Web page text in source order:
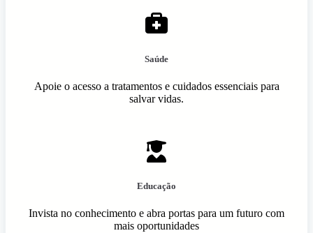
Saúde
Apoie o acesso a tratamentos e cuidados essenciais para
salvar vidas.
Educação
Invista no conhecimento e abra portas para um futuro com
mais oportunidades